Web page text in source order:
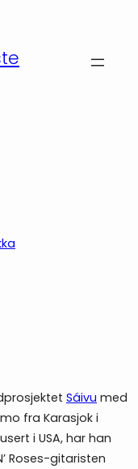
Sáivu med
fra Karasjok i
i USA, har han
Roses-gitaristen